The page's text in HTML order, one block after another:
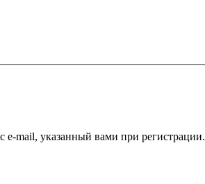
e-mail, указанный вами при регистрации.